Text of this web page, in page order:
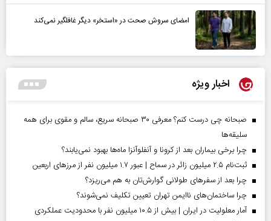
امضای سروش صحت در «استخر» دیگر غافلگیر نمی‌کند
اخبار ویژه
صبحانه چی درست کنم؟ معرفی ۳۰ صبحانه سریع، سالم و مقوی برای همه
سلیقه‌ها
چرا برخی بیماران بعد از کرونا و آنفلوآنزا ماه‌ها بهبود نمی‌یابند؟
ثبت‌نام ۲.۵ میلیون زائر در سماح | عبور ۱.۷ میلیون نفر از مرز‌های اربعین
چرا بعد از سفرهای طولانی گوارش‌تان به هم می‌ریزد؟
چرا ساختمان‌های ناایمن تهران تعیین تکلیف نمی‌شوند؟
آمار معلولیت در ایران | بیش از ۱۰.۵ میلیون نفر با محدودیت عملکردی